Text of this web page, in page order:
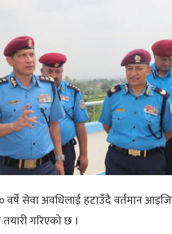
सेवा अवधिलाई हटाउँदै वर्तमान
गरिएको छ ।